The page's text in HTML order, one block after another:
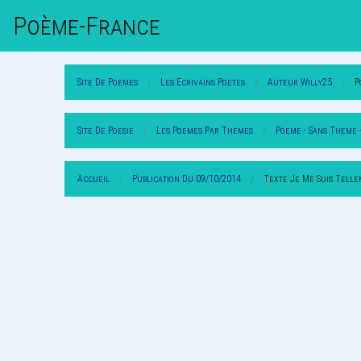
Poème-FrAnce
Site De Poemes Les Ecrivains Poetes Auteur Willy25
Site De Poesie Les Poemes Par Themes Poeme - Sans Theme -
Accueil Publication Du 09/10/2014 Texte Je Me Suis